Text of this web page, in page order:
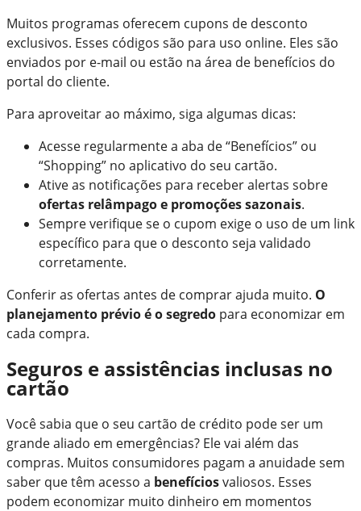
Muitos programas oferecem cupons de desconto
exclusivos. Esses códigos são para uso online. Eles são
enviados por e-mail ou estão na área de benefícios do
portal do cliente.
Para aproveitar ao máximo, siga algumas dicas:
Acesse regularmente a aba de “Benefícios” ou
“Shopping” no aplicativo do seu cartão.
Ative as notificações para receber alertas sobre
ofertas relâmpago e promoções sazonais.
Sempre verifique se o cupom exige o uso de um link
específico para que o desconto seja validado
corretamente.
Conferir as ofertas antes de comprar ajuda muito. O
planejamento prévio é o segredo para economizar em
cada compra.
Seguros e assistências inclusas no
cartão
Você sabia que o seu cartão de crédito pode ser um
grande aliado em emergências? Ele vai além das
compras. Muitos consumidores pagam a anuidade sem
saber que têm acesso a benefíciosvaliosos. Esses
podem economizar muito dinheiro em momentos